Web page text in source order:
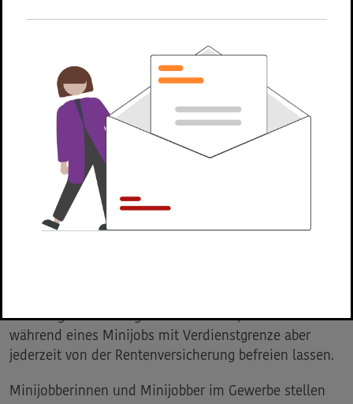
lassen. Die Befreiung in der Rente beantragen Sie
bei Ihrer Arbeitgeberin oder Ihrem Arbeitgeber.
Sie gilt in der Regel ab Beginn des
Kalendermonats, in dem Sie den Antrag bei Ihrem
Arbeitgeber einreichen.
Erläuterung
keine eigenen Beiträge zahlen wollen, können Sie sich
während eines Minijobs mit Verdienstgrenze aber
jederzeit von der Rentenversicherung befreien lassen.
Minijobberinnen und Minijobber im Gewerbe stellen